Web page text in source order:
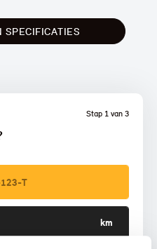
Stap 1 van 3
SPECIFICATIES